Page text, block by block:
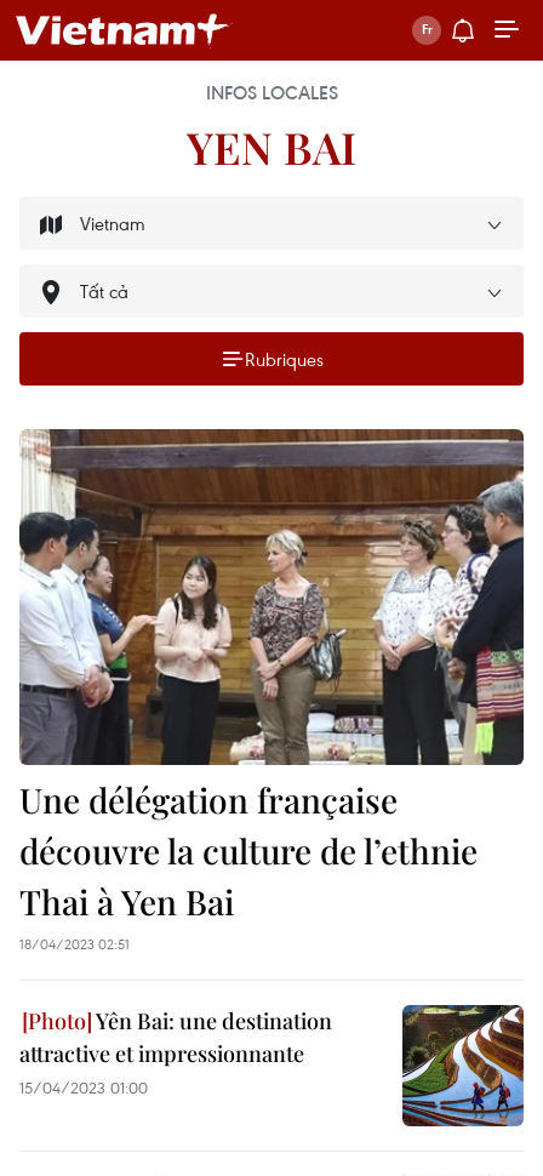
INFOS LOCALES
YEN BAI
Rubriques
Une délégation française
découvre la culture de l’ethnie
Thai à Yen Bai
18/04/2023 02:51
Yên Bai: une destination
attractive et impressionnante
15/04/2023 01:00